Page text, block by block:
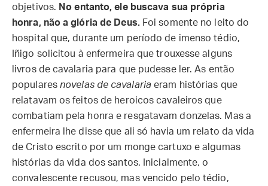
objetivos. No entanto, ele buscava sua própria
honra, não a glória de Deus.Foi somente no leito do
hospital que, durante um período de imenso tédio,
Iñigo solicitou à enfermeira que trouxesse alguns
livros de cavalaria para que pudesse ler. As então
populares novelas de cavalaria eram histórias que
relatavam os feitos de heroicos cavaleiros que
combatiam pela honra e resgatavam donzelas. Mas a
enfermeira lhe disse que ali só havia um relato da vida
de Cristo escrito por um monge cartuxo e algumas
histórias da vida dos santos. Inicialmente, o
convalescente recusou, mas vencido pelo tédio,